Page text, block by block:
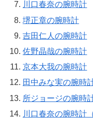
川口春奈の腕時計
堺正章の腕時計
吉田仁人の腕時計
佐野晶哉の腕時計
京本大我の腕時計
田中みな実の腕時
所ジョージの腕時
川口春奈の腕時計